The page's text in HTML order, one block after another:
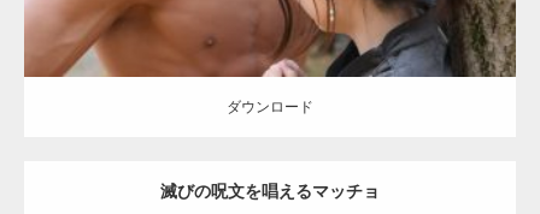
ダウンロード
滅びの呪文を唱えるマッチョ
【YouTube】マッチョフリー素材メンバーが
ギネス世界記録…
【TV】TBS番組「ひるおび」にてマッスルプ